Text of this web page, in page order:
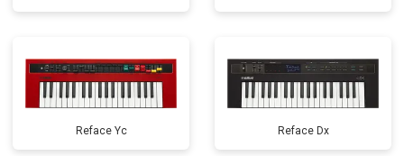
Reface Yc Reface Dx